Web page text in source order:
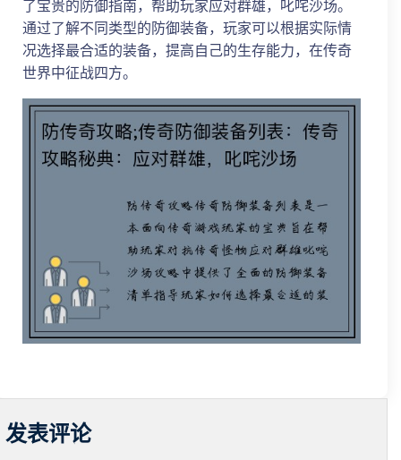
了宝贵的防御指南，帮助玩家应对群雄，叱咤沙场。
通过了解不同类型的防御装备，玩家可以根据实际情
况选择最合适的装备，提高自己的生存能力，在传奇
世界中征战四方。
发表评论